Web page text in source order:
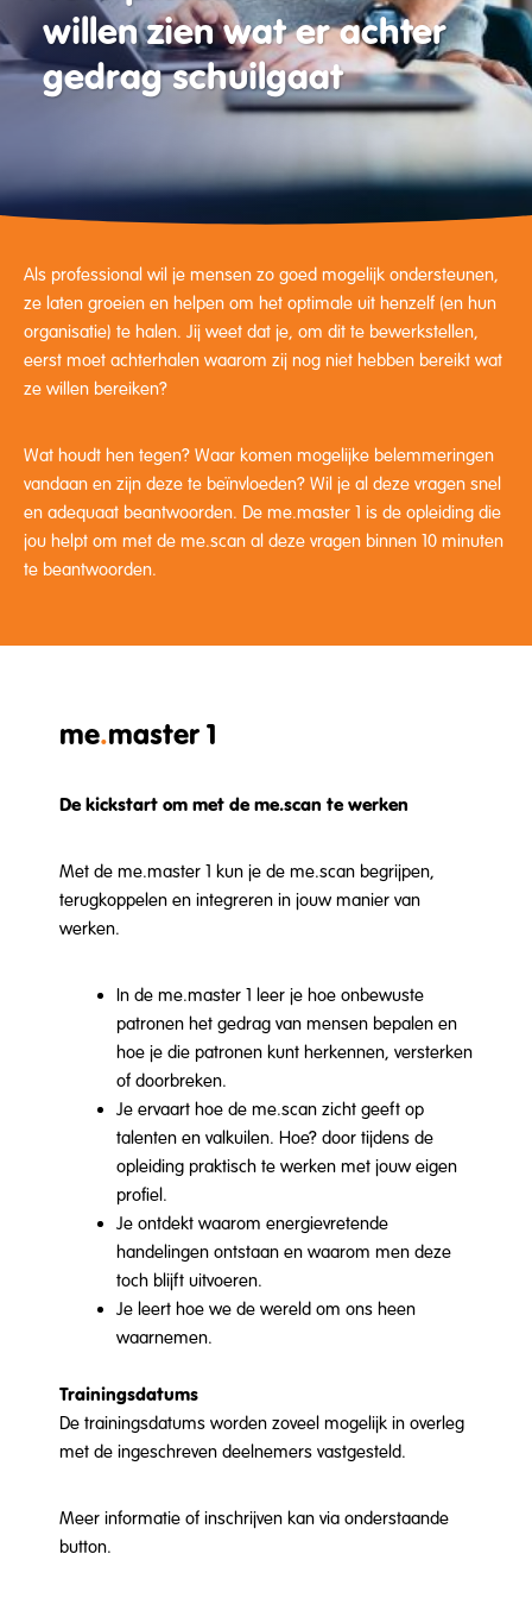
willen zien wat er achter
gedrag schuilgaat
Als professional wil je mensen zo goed mogelijk ondersteunen,
ze laten groeien en helpen om het optimale uit henzelf (en hun
organisatie) te halen. Jij weet dat je, om dit te bewerkstellen,
eerst moet achterhalen waarom zij nog niet hebben bereikt wat
ze willen bereiken?
Wat houdt hen tegen? Waar komen mogelijke belemmeringen
vandaan en zijn deze te beïnvloeden? Wil je al deze vragen snel
en adequaat beantwoorden. De me.master 1 is de opleiding die
jou helpt om met de me.scan al deze vragen binnen 10 minuten
te beantwoorden.
me.master 1
De kickstart om met de me.scan te werken
Met de me.master 1 kun je de me.scan begrijpen,
terugkoppelen en integreren in jouw manier van
werken.
In de me.master 1 leer je hoe onbewuste
patronen het gedrag van mensen bepalen en
hoe je die patronen kunt herkennen, versterken
of doorbreken.
Je ervaart hoe de me.scan zicht geeft op
talenten en valkuilen. Hoe? door tijdens de
opleiding praktisch te werken met jouw eigen
profiel.
Je ontdekt waarom energievretende
handelingen ontstaan en waarom men deze
toch blijft uitvoeren.
Je leert hoe we de wereld om ons heen
waarnemen.
Trainingsdatums
De trainingsdatums worden zoveel mogelijk in overleg
met de ingeschreven deelnemers vastgesteld.
Meer informatie of inschrijven kan via onderstaande
button.